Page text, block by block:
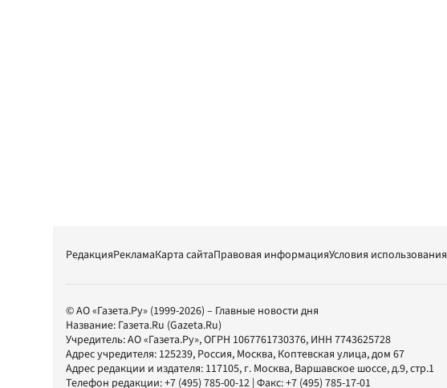
РедакцияРекламаКарта сайтаПравовая информацияУсловия использования
© АО «Газета.Ру» (1999-2026) – Главные новости дня
Название: Газета.Ru (Gazeta.Ru)
Учредитель:АО «Газета.Ру», ОГРН 1067761730376, ИНН 7743625728
Адрес учредителя: 125239, Россия, Москва, Коптевская улица, дом 67
Адрес редакции и издателя: 117105, г. Москва, Варшавское шоссе, д.9, стр.1
Телефон редакции:+7 (495) 785-00-12 | Факс:+7 (495) 785-17-01